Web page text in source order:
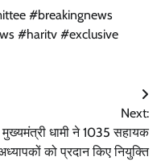
#breakingnews
#haritv #exclusive
Next:
मुख्यमंत्री धामी ने 1035 सहायक
को प्रदान किए नियुक्ति